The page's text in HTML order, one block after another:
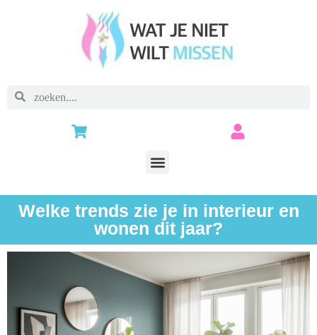
Welke trends zie je in interieur en
wonen dit jaar?